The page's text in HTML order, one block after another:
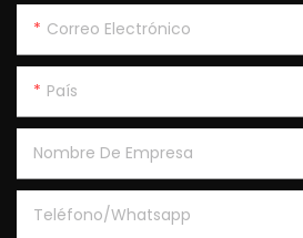
Correo Electrónico
País
Nombre De Empresa
Teléfono/Whatsapp